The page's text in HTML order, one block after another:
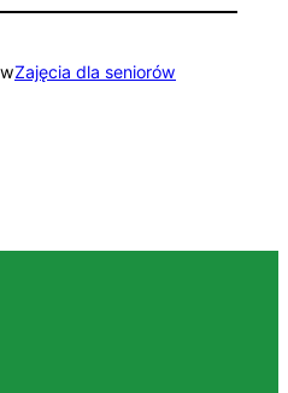
wZajęcia dla seniorów